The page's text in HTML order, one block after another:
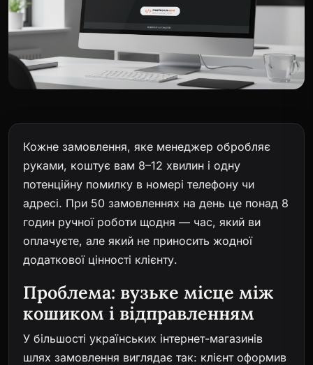
Кожне замовлення, яке менеджер обробляє
руками, коштує вам 8–12 хвилин і одну
потенційну помилку в номері телефону чи
адресі. При 50 замовленнях на день це понад 8
годин ручної роботи щодня — час, який ви
оплачуєте, але який не приносить жодної
додаткової цінності клієнту.
Проблема: вузьке місце між
кошиком і відправленням
У більшості українських інтернет-магазинів
шлях замовлення виглядає так: клієнт оформив